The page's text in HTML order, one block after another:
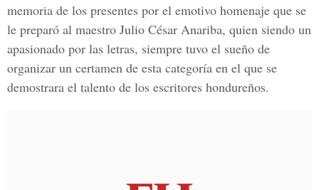
memoria de los presentes por el emotivo homenaje que se
le preparó al maestro Julio César Anariba, quien siendo un
apasionado por las letras, siempre tuvo el sueño de
organizar un certamen de esta categoría en el que se
demostrara el talento de los escritores hondureños.